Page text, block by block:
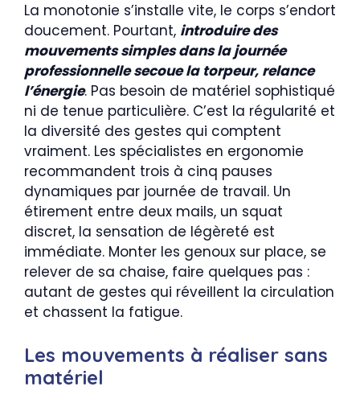
La monotonie s’installe vite, le corps s’endort
doucement. Pourtant, introduire des
mouvements simples dans la journée
professionnelle secoue la torpeur, relance
l’énergie. Pas besoin de matériel sophistiqué
ni de tenue particulière. C’est la régularité et
la diversité des gestes qui comptent
vraiment. Les spécialistes en ergonomie
recommandent trois à cinq pauses
dynamiques par journée de travail. Un
étirement entre deux mails, un squat
discret, la sensation de légèreté est
immédiate. Monter les genoux sur place, se
relever de sa chaise, faire quelques pas :
autant de gestes qui réveillent la circulation
et chassent la fatigue.
Les mouvements à réaliser sans
matériel